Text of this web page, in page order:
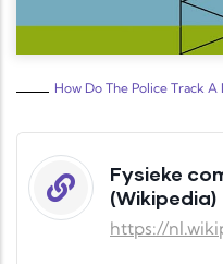
How Do The Police Track
Fysieke
(Wikipedia)
https://